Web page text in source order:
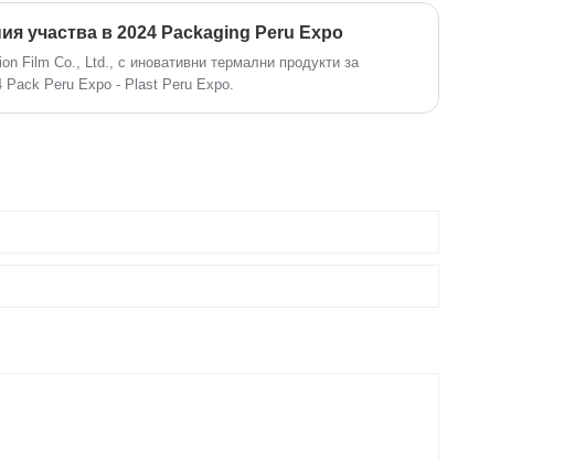
2024 г. Ръководителите на компанията и всички
награда, насладете се на луната, с храна, в смях и смях
участва в 2024 Packaging Peru Expo
Film Co., Ltd., с иновативни термални продукти за
Pack Peru Expo - Plast Peru Expo.